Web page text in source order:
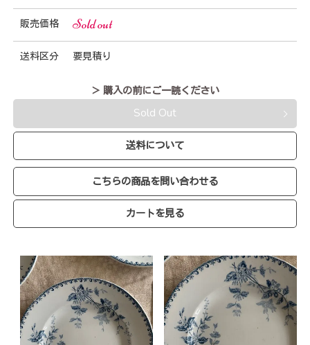
販売価格 Sold out
送料区分 要見積り
＞ 購入の前にご一読ください
Sold Out
送料について
こちらの商品を問い合わせる
カートを見る